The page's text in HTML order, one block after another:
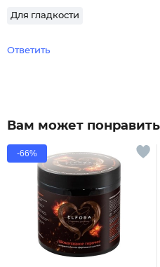
Для гладкости
Ответить
Вам может
-66%